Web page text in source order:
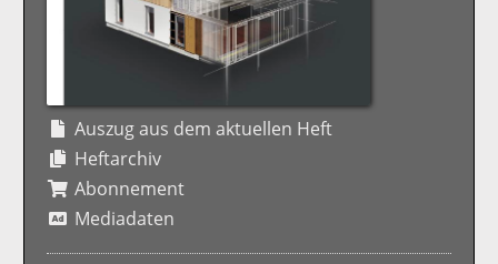
Auszug aus dem aktuellen Heft
Heftarchiv
Abonnement
Mediadaten